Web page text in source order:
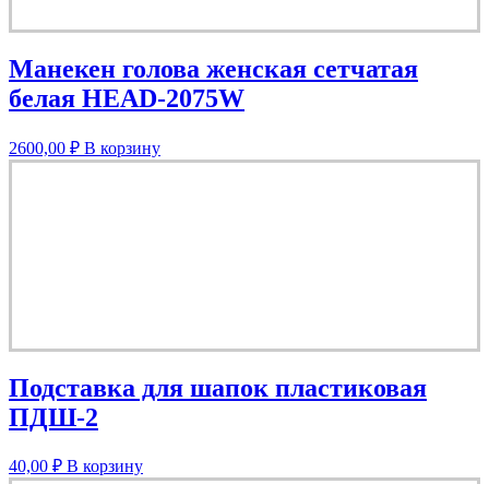
Манекен голова женская сетчатая
белая HEAD-2075W
2600,00 ₽ В корзину
Подставка для шапок пластиковая
ПДШ-2
40,00 ₽ В корзину